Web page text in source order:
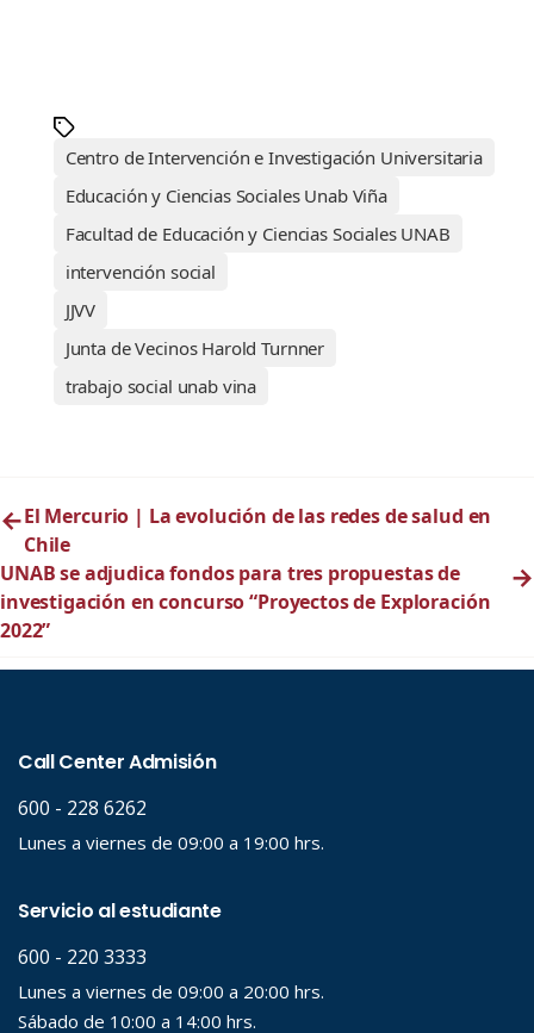
Centro de Intervención e Investigación Universitaria
Educación y Ciencias Sociales Unab Viña
Facultad de Educación y Ciencias Sociales UNAB
intervención social
JJVV
Junta de Vecinos Harold Turnner
trabajo social unab vina
←El Mercurio | La evolución de las redes de salud en
Chile
UNAB se adjudica fondos para tres propuestas de
investigación en concurso “Proyectos de Exploración
2022”
→